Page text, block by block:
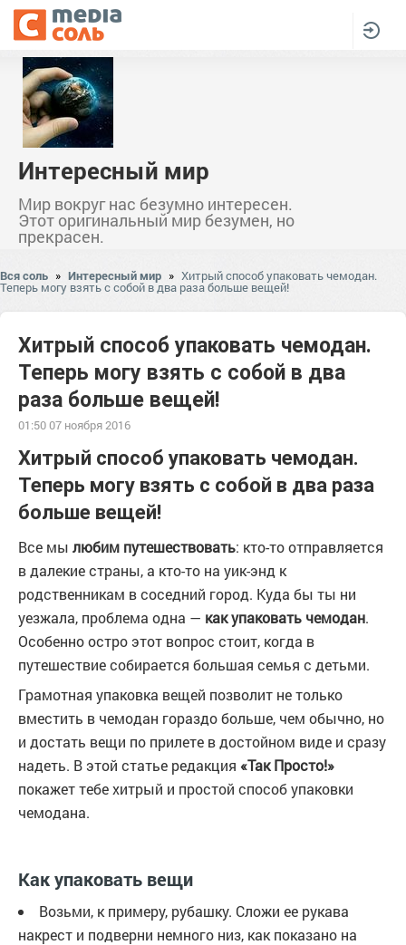
Интересный мир
Мир вокруг нас безумно интересен.
Этот оригинальный мир безумен, но
прекрасен.
Вся соль » Интересный мир » Хитрый способ упаковать чемодан.
Теперь могу взять с собой в два раза больше вещей!
Хитрый способ упаковать чемодан.
Теперь могу взять с собой в два
раза больше вещей!
01:50 07 ноября 2016
Хитрый способ упаковать чемодан.
Теперь могу взять с собой в два раза
больше вещей!
Все мы любим путешествовать: кто-то отправляется
в далекие страны, а кто-то на уик-энд к
родственникам в соседний город. Куда бы ты ни
уезжала, проблема одна — как упаковать чемодан.
Особенно остро этот вопрос стоит, когда в
путешествие собирается большая семья с детьми.
Грамотная упаковка вещей позволит не только
вместить в чемодан гораздо больше, чем обычно, но
и достать вещи по прилете в достойном виде и сразу
надеть. В этой статье редакция «Так Просто!»
покажет тебе хитрый и простой способ упаковки
чемодана.
Как упаковать вещи
Возьми, к примеру, рубашку. Сложи ее рукава
накрест и подверни немного низ, как показано на